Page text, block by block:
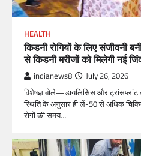
HEALTH
किडनी रोगियों के लिए संजीवनी
से किडनी मरीजों को मिलेगी नई
indianews8 July 26, 2026
विशेषज्ञ बोले—डायलिसिस और ट्रांसप्लांट
स्थिति के अनुसार ही लें-50 से अधिक
रोगों की समय…